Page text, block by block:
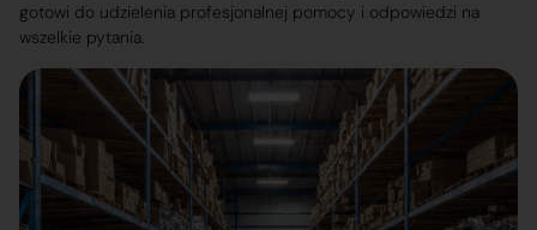
gotowi do udzielenia profesjonalnej pomocy i odpowiedzi na
wszelkie pytania.